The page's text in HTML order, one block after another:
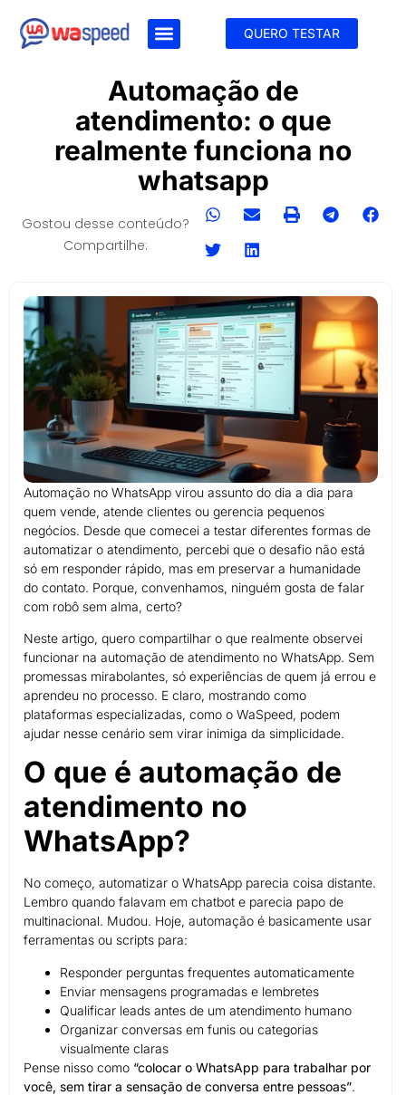
QUERO TESTAR
Automação de
atendimento: o que
realmente funciona no
whatsapp
Gostou desse conteúdo?
Compartilhe:
Automação no WhatsApp virou assunto do dia a dia para
quem vende, atende clientes ou gerencia pequenos
negócios. Desde que comecei a testar diferentes formas de
automatizar o atendimento, percebi que o desafio não está
só em responder rápido, mas em preservar a humanidade
do contato. Porque, convenhamos, ninguém gosta de falar
com robô sem alma, certo?
Neste artigo, quero compartilhar o que realmente observei
funcionar na automação de atendimento no WhatsApp. Sem
promessas mirabolantes, só experiências de quem já errou e
aprendeu no processo. E claro, mostrando como
plataformas especializadas, como o WaSpeed, podem
ajudar nesse cenário sem virar inimiga da simplicidade.
O que é automação de
atendimento no
WhatsApp?
No começo, automatizar o WhatsApp parecia coisa distante.
Lembro quando falavam em chatbot e parecia papo de
multinacional. Mudou. Hoje, automação é basicamente usar
ferramentas ou scripts para:
Responder perguntas frequentes automaticamente
Enviar mensagens programadas e lembretes
Qualificar leads antes de um atendimento humano
Organizar conversas em funis ou categorias
visualmente claras
Pense nisso como “colocar o WhatsApp para trabalhar por
você, sem tirar a sensação de conversa entre pessoas”.